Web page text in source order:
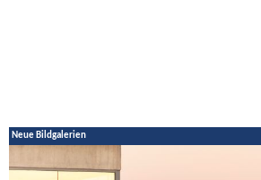
Neue Bildgalerien